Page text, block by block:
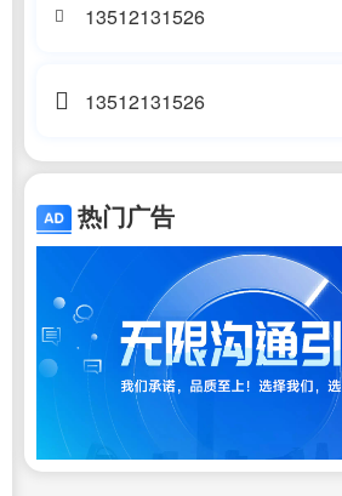
13512131526
13512131526
热门广告